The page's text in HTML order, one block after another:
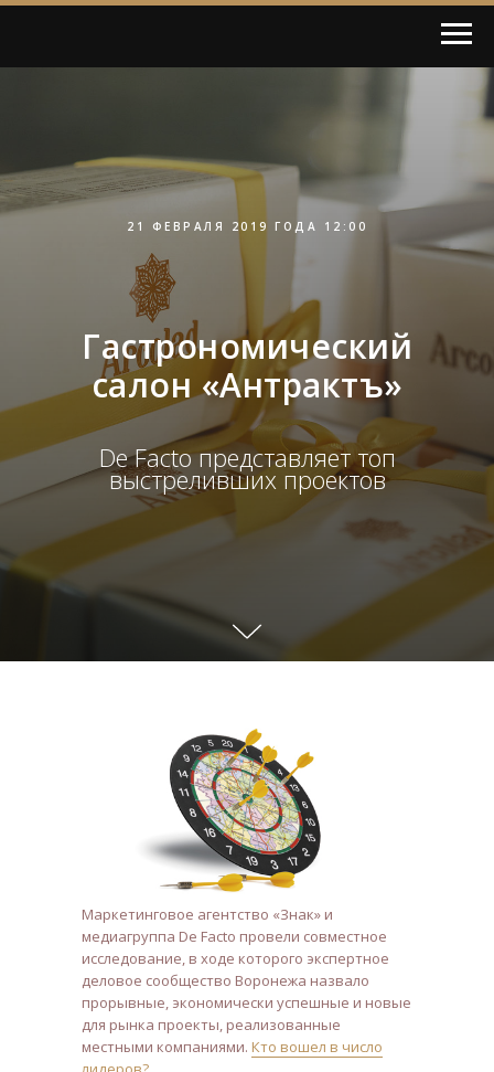
21 ФЕВРАЛЯ 2019 ГОДА 12:00
Гастрономический
салон «Антрактъ»
De Facto представляет топ
выстреливших проектов
Маркетинговое агентство «Знак» и
медиагруппа De Facto провели совместное
исследование, в ходе которого экспертное
деловое сообщество Воронежа назвало
прорывные, экономически успешные и новые
для рынка проекты, реализованные
местными компаниями. Кто вошел в число